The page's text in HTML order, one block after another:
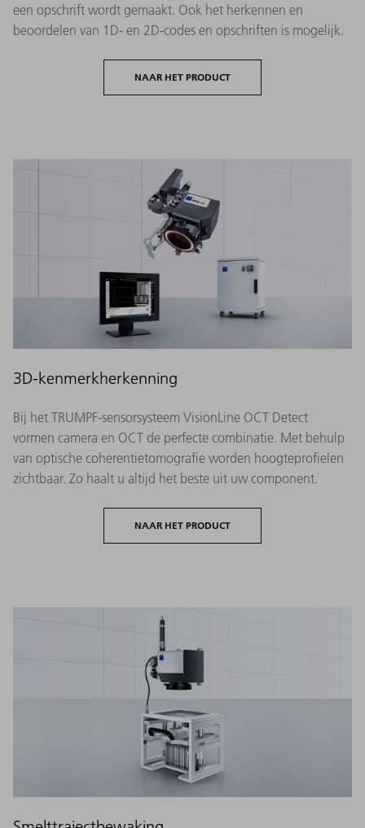
een opschrift wordt gemaakt. Ook het herkennen en
beoordelen van 1D- en 2D-codes en opschriften is mogelijk.
NAAR HET PRODUCT
3D-kenmerkherkenning
Bij het TRUMPF-sensorsysteem VisionLine OCT Detect
vormen camera en OCT de perfecte combinatie. Met behulp
van optische coherentietomografie worden hoogteprofielen
zichtbaar. Zo haalt u altijd het beste uit uw component.
NAAR HET PRODUCT